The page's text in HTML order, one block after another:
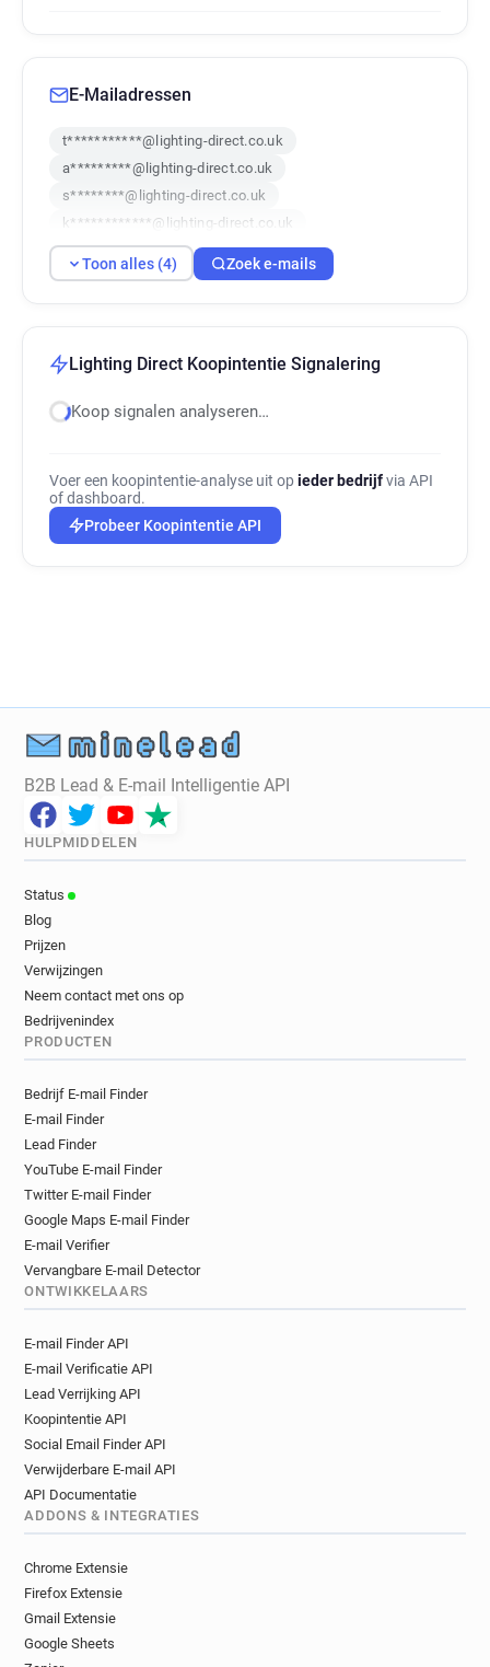
E-Mailadressen
t***********@lighting-direct.co.uk
a*********@lighting-direct.co.uk
s********@lighting-direct.co.uk
k************@lighting-direct.co.uk
Toon alles (4) Zoek e-mails
Lighting Direct Koopintentie Signalering
Koop signalen analyseren…
Voer een koopintentie-analyse uit op ieder bedrijfvia API
of dashboard.
Probeer Koopintentie API
B2B Lead & E-mail Intelligentie API
HULPMIDDELEN
Status
Blog
Prijzen
Verwijzingen
Neem contact met ons op
Bedrijvenindex
PRODUCTEN
Bedrijf E-mail Finder
E-mail Finder
Lead Finder
YouTube E-mail Finder
Twitter E-mail Finder
Google Maps E-mail Finder
E-mail Verifier
Vervangbare E-mail Detector
ONTWIKKELAARS
E-mail Finder API
E-mail Verificatie API
Lead Verrijking API
Koopintentie API
Social Email Finder API
Verwijderbare E-mail API
API Documentatie
ADDONS & INTEGRATIES
Chrome Extensie
Firefox Extensie
Gmail Extensie
Google Sheets